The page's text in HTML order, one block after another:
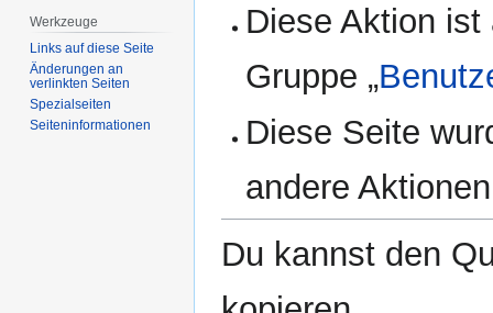
Diese Aktion
Gruppe „
Diese Seite
andere
Du kannst den
Werkzeuge
Links auf diese Seite
Änderungen an
verlinkten Seiten
Spezialseiten
Seiten­informationen